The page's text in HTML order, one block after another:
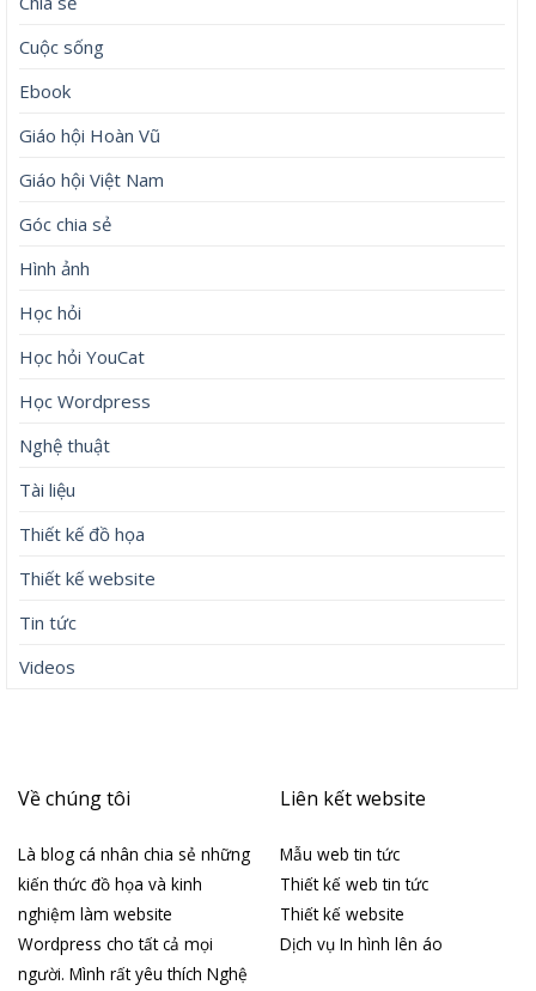
Cuộc sống
Ebook
Giáo hội Hoàn Vũ
Giáo hội Việt Nam
Góc chia sẻ
Hình ảnh
Học hỏi
Học hỏi YouCat
Học Wordpress
Nghệ thuật
Tài liệu
Thiết kế đồ họa
Thiết kế website
Tin tức
Videos
Về chúng tôi
Là blog cá nhân chia sẻ những
kiến thức đồ họa và kinh
nghiệm làm website
Wordpress cho tất cả mọi
người. Mình rất yêu thích Nghệ
Liên kết website
Mẫu web tin tức
Thiết kế web tin tức
Thiết kế website
Dịch vụ In hình lên áo